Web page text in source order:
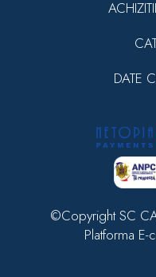
DATE
©Copyright SC
Platforma